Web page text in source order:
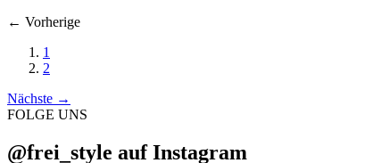
← Vorherige
1
2
Nächste →
FOLGE UNS
@frei_style auf Instagram